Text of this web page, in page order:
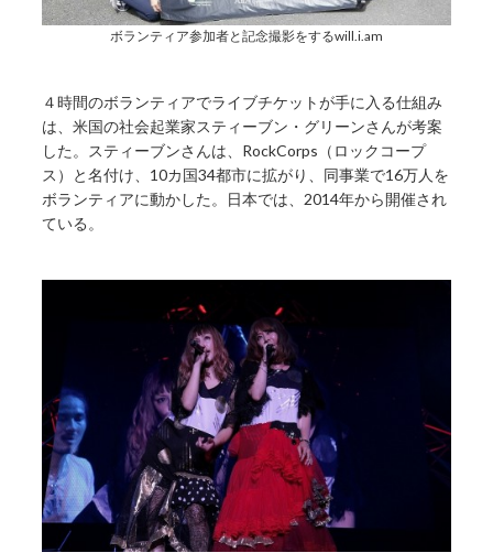
ボランティア参加者と記念撮影をするwill.i.am
４時間のボランティアでライブチケットが手に入る仕組み
は、米国の社会起業家スティーブン・グリーンさんが考案
した。スティーブンさんは、RockCorps（ロックコープ
ス）と名付け、10カ国34都市に拡がり、同事業で16万人を
ボランティアに動かした。日本では、2014年から開催され
ている。